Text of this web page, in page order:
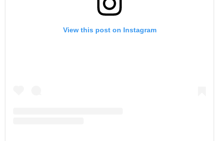
View this post on Instagram